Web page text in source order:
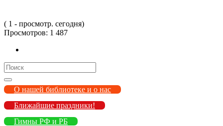
( 1 - просмотр. сегодня)
Просмотров: 1 487
Search
for:
О нашей библиотеке и о нас
Ближайшие праздники!
Гимны РФ и РБ